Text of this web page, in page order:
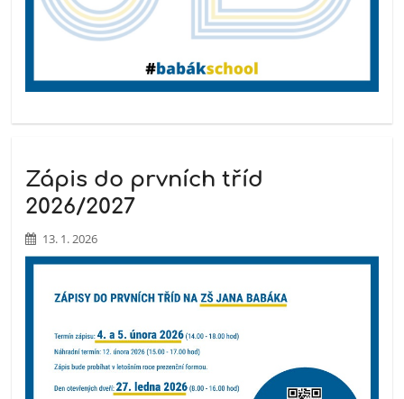
Zápis do prvních tříd
2026/2027
13. 1. 2026